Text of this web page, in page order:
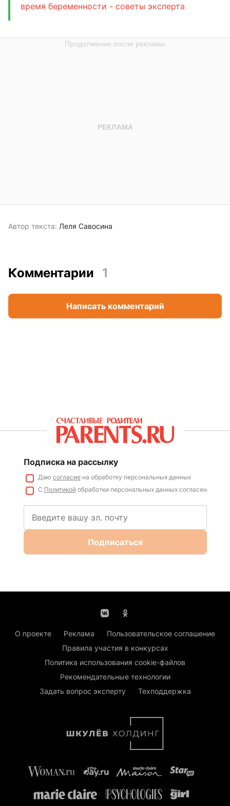
время беременности - советы эксперта
Автор текста: Леля Савосина
Комментарии 1
Написать комментарий
Подписка на рассылку
Даю согласиена обработку персональных данных
С Политикойобработки персональных данных согласен
Подписаться
О проекте Реклама
Пользовательское соглашение
Правила участия в конкурсах
Политика использования cookie-файлов
Рекомендательные технологии
Задать вопрос эксперту
Техподдержка